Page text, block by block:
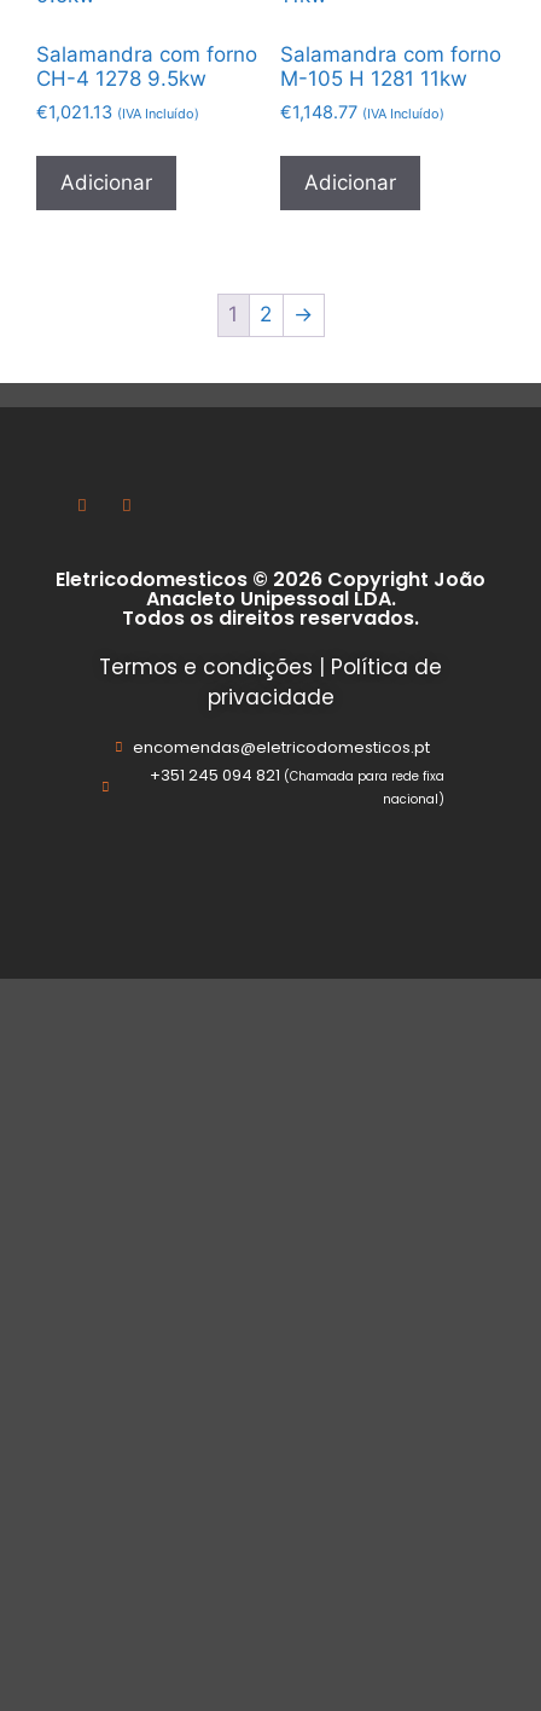
Salamandra com forno
CH-4 1278 9.5kw
€1,021.13 (IVA Incluído)
Adicionar
Salamandra com forno
M-105 H 1281 11kw
€1,148.77 (IVA Incluído)
Adicionar
1 2 →
Eletricodomesticos © 2026 Copyright João
Anacleto Unipessoal LDA.
Todos os direitos reservados.
Termos e condições | Política de
privacidade
encomendas@eletricodomesticos.pt
+351 245 094 821 (Chamada para rede fixa
nacional)